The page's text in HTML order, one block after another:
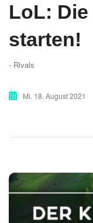
LoL:
starten!
- Rivals
Mi. 18. August 2021